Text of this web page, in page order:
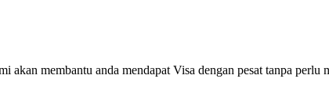
membantu anda mendapat Visa dengan pesat tanpa perlu